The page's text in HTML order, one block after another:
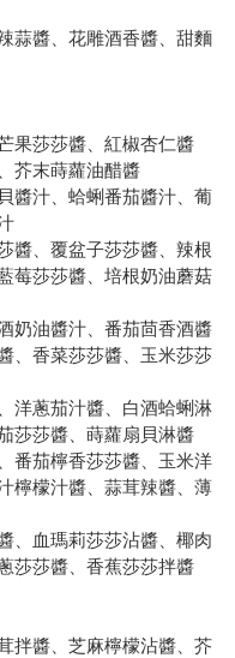
蒜醬、花雕酒香醬、甜麵
果莎莎醬、紅椒杏仁醬
芥末蒔蘿油醋醬
醬汁、蛤蜊番茄醬汁、葡
醬、覆盆子莎莎醬、辣根
莓莎莎醬、培根奶油蘑菇
奶油醬汁、番茄茴香酒醬
、香菜莎莎醬、玉米莎莎
洋蔥茄汁醬、白酒蛤蜊淋
莎莎醬、蒔蘿扇貝淋醬
番茄檸香莎莎醬、玉米洋
檸檬汁醬、蒜茸辣醬、薄
、血瑪莉莎莎沾醬、椰肉
莎莎醬、香蕉莎莎拌醬
拌醬、芝麻檸檬沾醬、芥